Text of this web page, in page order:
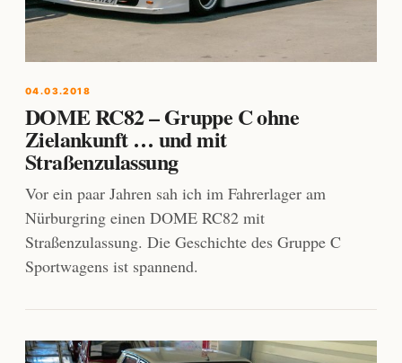
04.03.2018
DOME RC82 – Gruppe C ohne
Zielankunft … und mit
Straßenzulassung
Vor ein paar Jahren sah ich im Fahrerlager am
Nürburgring einen DOME RC82 mit
Straßenzulassung. Die Geschichte des Gruppe C
Sportwagens ist spannend.